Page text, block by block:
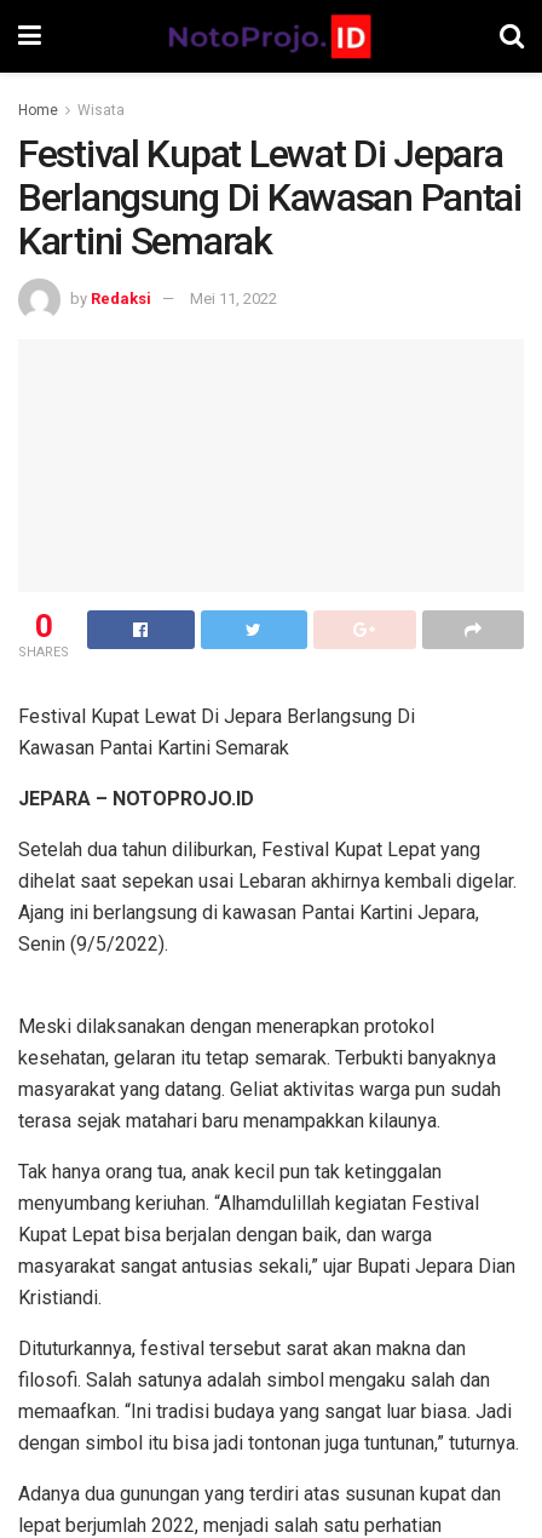
Home Wisata
Festival Kupat Lewat Di Jepara
Berlangsung Di Kawasan Pantai
Kartini Semarak
by Redaksi Mei 11, 2022
0
SHARES
Festival Kupat Lewat Di Jepara Berlangsung Di
Kawasan Pantai Kartini Semarak
JEPARA – NOTOPROJO.ID
Setelah dua tahun diliburkan, Festival Kupat Lepat yang
dihelat saat sepekan usai Lebaran akhirnya kembali digelar.
Ajang ini berlangsung di kawasan Pantai Kartini Jepara,
Senin (9/5/2022).
Meski dilaksanakan dengan menerapkan protokol
kesehatan, gelaran itu tetap semarak. Terbukti banyaknya
masyarakat yang datang. Geliat aktivitas warga pun sudah
terasa sejak matahari baru menampakkan kilaunya.
Tak hanya orang tua, anak kecil pun tak ketinggalan
menyumbang keriuhan. “Alhamdulillah kegiatan Festival
Kupat Lepat bisa berjalan dengan baik, dan warga
masyarakat sangat antusias sekali,” ujar Bupati Jepara Dian
Kristiandi.
Dituturkannya, festival tersebut sarat akan makna dan
filosofi. Salah satunya adalah simbol mengaku salah dan
memaafkan. “Ini tradisi budaya yang sangat luar biasa. Jadi
dengan simbol itu bisa jadi tontonan juga tuntunan,” tuturnya.
Adanya dua gunungan yang terdiri atas susunan kupat dan
lepat berjumlah 2022, menjadi salah satu perhatian